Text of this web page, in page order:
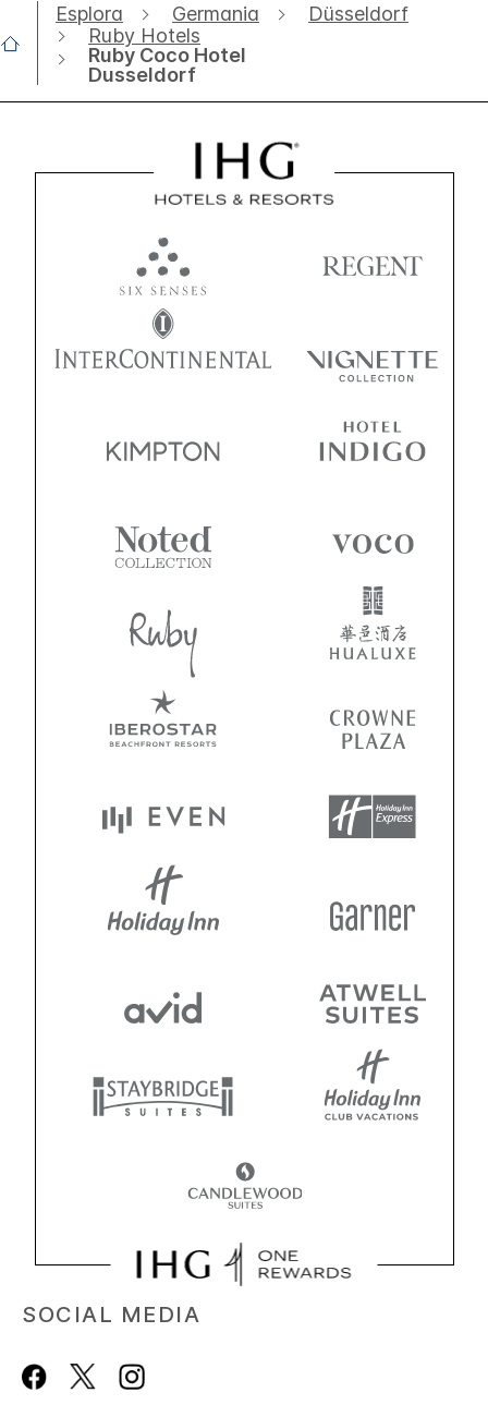
Esplora Germania
Düsseldorf
Ruby Hotels
Ruby Coco Hotel
Dusseldorf
SOCIAL MEDIA